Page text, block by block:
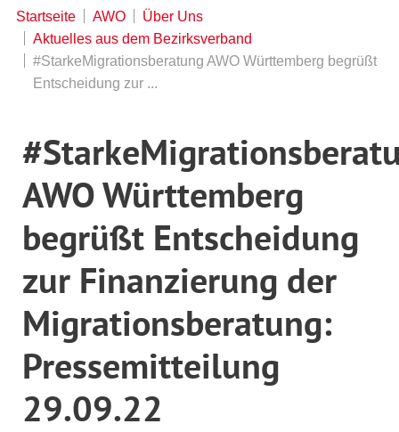
Startseite AWO
Über Uns
Aktuelles aus dem Bezirksverband
#StarkeMigrationsberatung AWO Württemberg begrüßt
Entscheidung zur ...
AWO Württemberg
begrüßt Entscheidung
zur Finanzierung der
Migrationsberatung:
Pressemitteilung
29.09.22